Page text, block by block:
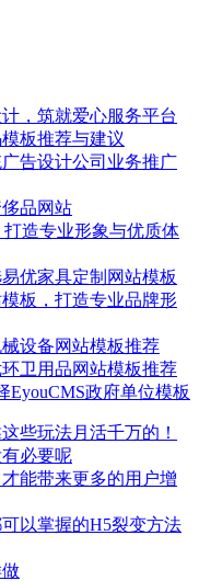
，筑就爱心服务平台
板推荐与建议
告设计公司业务推广
品网站
造专业形象与优质体
优家具定制网站模板
板，打造专业品牌形
设备网站模板推荐
卫用品网站模板推荐
EyouCMS政府单位模板
些玩法月活千万的！
必要呢
能带来更多的用户增
以掌握的H5裂变方法